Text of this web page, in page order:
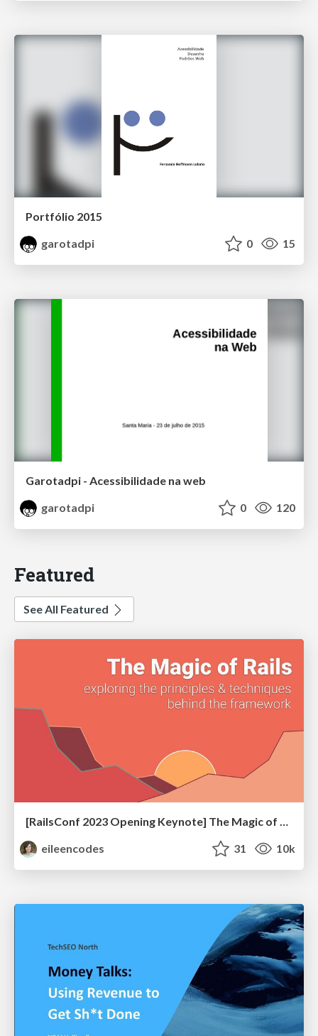
Portfólio 2015
garotadpi
0 15
Garotadpi - Acessibilidade na web
garotadpi
0 120
Featured
See All Featured
eileencodes
31 10k